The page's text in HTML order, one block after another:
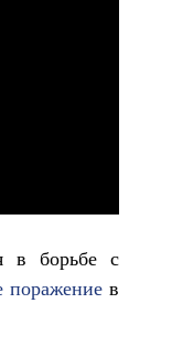
в борьбе с
поражение в